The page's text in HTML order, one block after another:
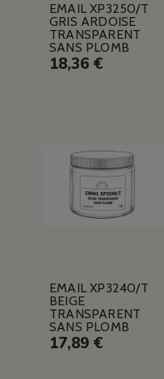
EMAIL XP3250/T
GRIS ARDOISE
TRANSPARENT
SANS PLOMB
18,36 €
EMAIL XP3240/T
BEIGE
TRANSPARENT
SANS PLOMB
17,89 €